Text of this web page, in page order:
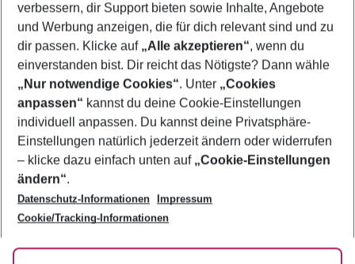
Flug & Hotel Istrien
Frübucher Angebote Istrien für 2026
Footer
Footer navigation
Über uns
AGB
Bestpreisgarantie
Cookie-Einstellungen ändern
Cookie-Richtlinie
Agenturbetreuung
Barrierefreies Reisen
Folge uns
verbessern, dir Support bieten sowie Inhalte, Angebote
und Werbung anzeigen, die für dich relevant sind und zu
dir passen. Klicke auf „Alle akzeptieren“, wenn du
einverstanden bist. Dir reicht das Nötigste? Dann wähle
„Nur notwendige Cookies“. Unter „Cookies
anpassen“ kannst du deine Cookie-Einstellungen
individuell anpassen. Du kannst deine Privatsphäre-
Einstellungen natürlich jederzeit ändern oder widerrufen
– klicke dazu einfach unten auf „Cookie-Einstellungen
ändern“.
Datenschutz-Informationen
Impressum
Cookie/Tracking-Informationen